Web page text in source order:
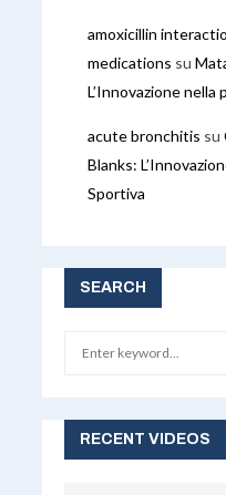
amoxicillin
medications su
L’Innovazione nella
acute bronchitis su
Blanks:
Sportiva
SEARCH
h
RECENT VIDEOS